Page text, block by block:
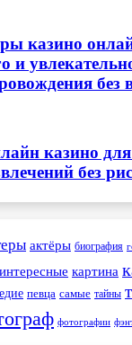
казино
и
без
казино для
без
актёры биография
интересные картина
певца самые тайны
фотографии